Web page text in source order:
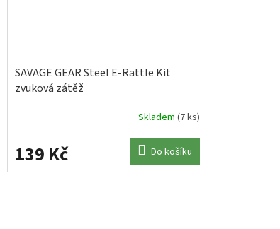
SAVAGE GEAR Steel E-Rattle Kit
zvuková zátěž
Skladem (7 ks)
139 Kč Do košíku